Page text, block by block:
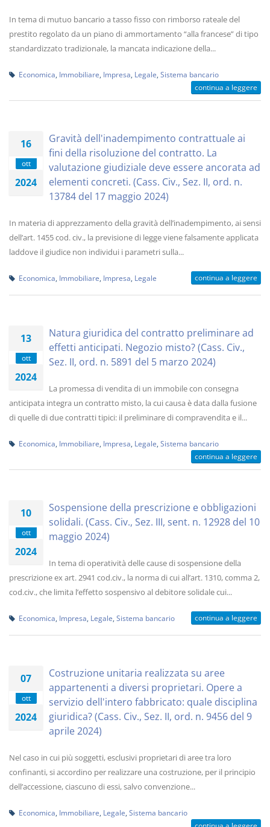
In tema di mutuo bancario a tasso fisso con rimborso rateale del
prestito regolato da un piano di ammortamento “alla francese” di tipo
standardizzato tradizionale, la mancata indicazione della...
Economica Immobiliare Impresa Legale Sistema bancario
continua a leggere
16
ott
2024
Gravità dell'inadempimento contrattuale ai
fini della risoluzione del contratto. La
valutazione giudiziale deve essere ancorata ad
elementi concreti. (Cass. Civ., Sez. II, ord. n.
13784 del 17 maggio 2024)
In materia di apprezzamento della gravità dell’inadempimento, ai sensi
dell’art. 1455 cod. civ., la previsione di legge viene falsamente applicata
laddove il giudice non individui i parametri sulla...
Economica Immobiliare Impresa Legale continua a leggere
13
ott
2024
Natura giuridica del contratto preliminare ad
effetti anticipati. Negozio misto? (Cass. Civ.,
Sez. II, ord. n. 5891 del 5 marzo 2024)
La promessa di vendita di un immobile con consegna
anticipata integra un contratto misto, la cui causa è data dalla fusione
di quelle di due contratti tipici: il preliminare di compravendita e il...
Economica Immobiliare Impresa Legale Sistema bancario
continua a leggere
10
ott
2024
Sospensione della prescrizione e obbligazioni
solidali. (Cass. Civ., Sez. III, sent. n. 12928 del 10
maggio 2024)
In tema di operatività delle cause di sospensione della
prescrizione ex art. 2941 cod.civ., la norma di cui all’art. 1310, comma 2,
cod.civ., che limita l’effetto sospensivo al debitore solidale cui...
Economica Impresa Legale Sistema bancario continua a leggere
07
ott
2024
Costruzione unitaria realizzata su aree
appartenenti a diversi proprietari. Opere a
servizio dell'intero fabbricato: quale disciplina
giuridica? (Cass. Civ., Sez. II, ord. n. 9456 del 9
aprile 2024)
Nel caso in cui più soggetti, esclusivi proprietari di aree tra loro
confinanti, si accordino per realizzare una costruzione, per il principio
dell’accessione, ciascuno di essi, salvo convenzione...
Economica Immobiliare Legale Sistema bancario